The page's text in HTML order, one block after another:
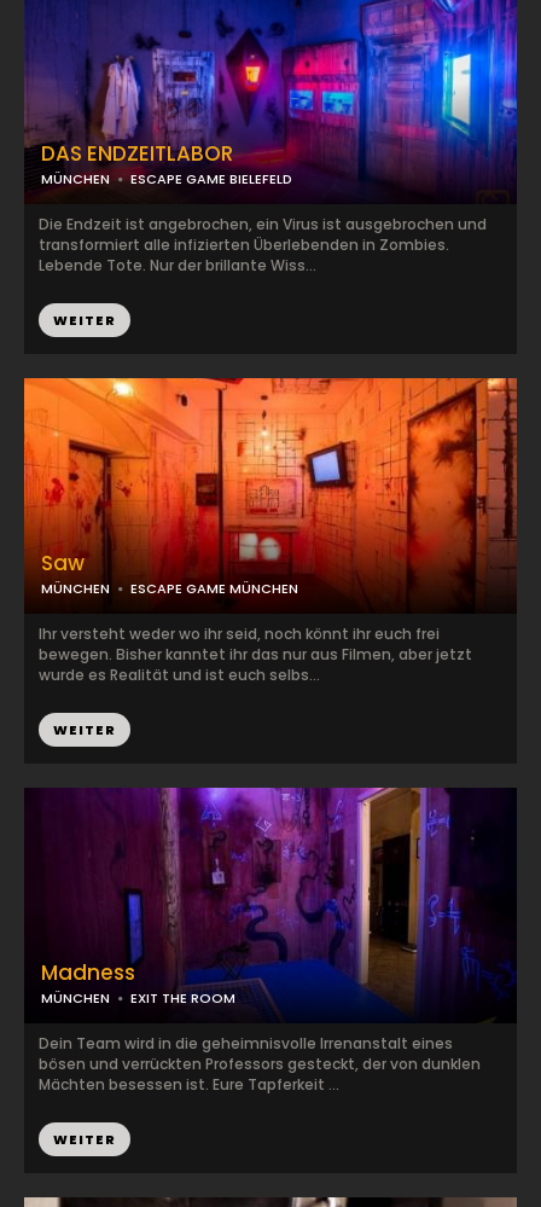
DAS ENDZEITLABOR
MÜNCHEN ESCAPE GAME BIELEFELD
Die Endzeit ist angebrochen, ein Virus ist ausgebrochen und
transformiert alle infizierten Überlebenden in Zombies.
Lebende Tote. Nur der brillante Wiss...
WEITER
Saw
MÜNCHEN ESCAPE GAME MÜNCHEN
Ihr versteht weder wo ihr seid, noch könnt ihr euch frei
bewegen. Bisher kanntet ihr das nur aus Filmen, aber jetzt
wurde es Realität und ist euch selbs...
WEITER
Madness
MÜNCHEN EXIT THE ROOM
Dein Team wird in die geheimnisvolle Irrenanstalt eines
bösen und verrückten Professors gesteckt, der von dunklen
Mächten besessen ist. Eure Tapferkeit ...
WEITER